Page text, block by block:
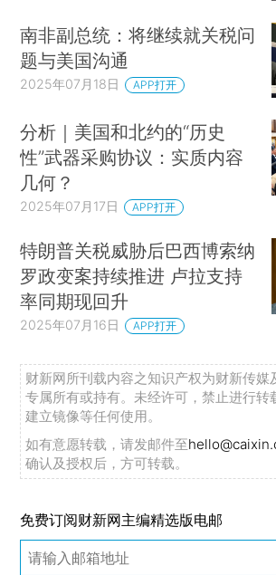
南非副总统：将继续就关税问
题与美国沟通
2025年07月18日 APP打开
分析｜美国和北约的“历史
性”武器采购协议：实质内容
几何？
2025年07月17日 APP打开
特朗普关税威胁后巴西博索纳
罗政变案持续推进 卢拉支持
率同期现回升
2025年07月16日 APP打开
财新网所刊载内容之知识产权为财新传媒
专属所有或持有。未经许可，禁止进行转
建立镜像等任何使用。
如有意愿转载，请发邮件至
确认及授权后，方可转载。
免费订阅财新网主编精选版电邮